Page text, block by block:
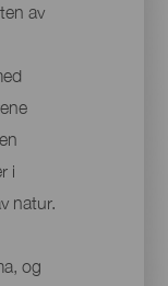
av
i
natur.
og